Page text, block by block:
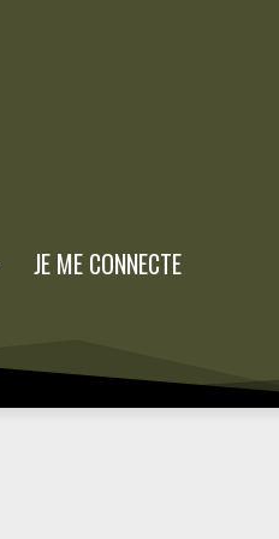
JE ME CONNECTE